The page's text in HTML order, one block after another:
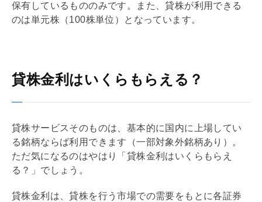
保有しているもののみです。また、貸株が利用できる
のは単元株（100株単位）となっています。
貸株金利はいくらもらえる？
貸株サービスそのものは、基本的に国内に上場してい
る銘柄ならば利用できます（一部対象外銘柄あり）。
ただ気になるのはやはり「貸株金利はいくらもらえ
る？」でしょう。
貸株金利は、貸株を行う市場での需要をもとに各証券